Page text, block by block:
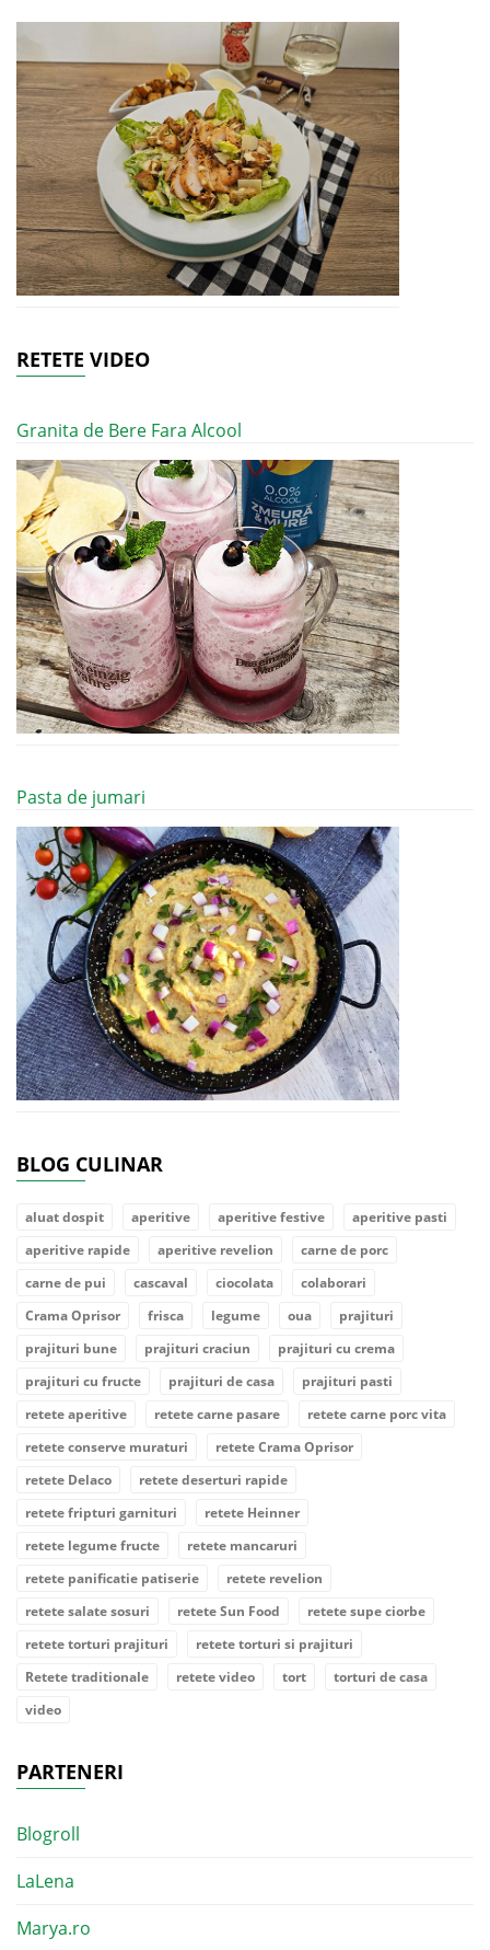
RETETE VIDEO
Granita de Bere Fara Alcool
Pasta de jumari
BLOG CULINAR
aluat dospit aperitive aperitive festive
aperitive pasti
aperitive rapide
aperitive revelion
carne de porc
carne de pui
cascaval ciocolata
colaborari
Crama Oprisor
frisca legume oua
prajituri
prajituri bune
prajituri craciun
prajituri cu crema
prajituri cu fructe
prajituri de casa
prajituri pasti
retete aperitive
retete carne pasare
retete carne porc vita
retete conserve muraturi
retete Crama Oprisor
retete Delaco
retete deserturi rapide
retete fripturi garnituri
retete Heinner
retete legume fructe
retete mancaruri
retete panificatie patiserie
retete revelion
retete salate sosuri
retete Sun Food
retete supe ciorbe
retete torturi prajituri
retete torturi si prajituri
Retete traditionale
retete video tort
torturi de casa
video
PARTENERI
Blogroll
LaLena
Marya.ro